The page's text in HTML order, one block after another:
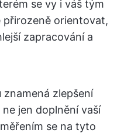
se vy i váš tým
orientovat,
zapracování a
zlepšení
jen doplnění vaší
se na tyto